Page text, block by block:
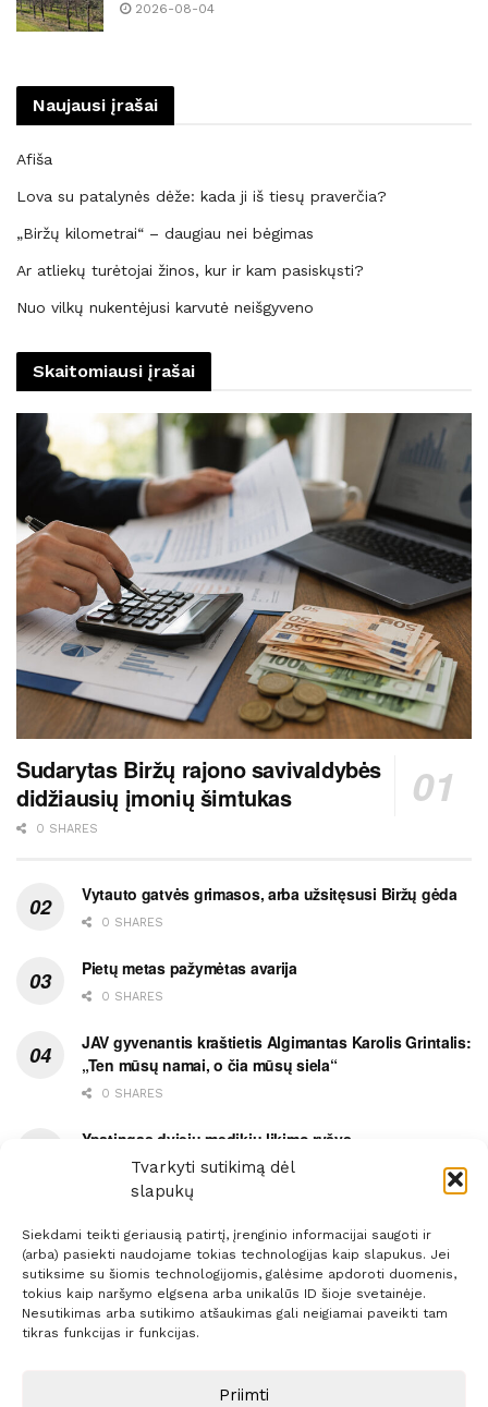
Tvarkyti sutikimą dėl
slapukų
Siekdami teikti geriausią patirtį, įrenginio informacijai saugoti ir
(arba) pasiekti naudojame tokias technologijas kaip slapukus. Jei
sutiksime su šiomis technologijomis, galėsime apdoroti duomenis,
tokius kaip naršymo elgsena arba unikalūs ID šioje svetainėje.
Nesutikimas arba sutikimo atšaukimas gali neigiamai paveikti tam
tikras funkcijas ir funkcijas.
Priimti
2026-08-04
Naujausi įrašai
Afiša
Lova su patalynės dėže: kada ji iš tiesų praverčia?
„Biržų kilometrai“ – daugiau nei bėgimas
Ar atliekų turėtojai žinos, kur ir kam pasiskųsti?
Nuo vilkų nukentėjusi karvutė neišgyveno
Skaitomiausi įrašai
Sudarytas Biržų rajono savivaldybės
didžiausių įmonių šimtukas
0 SHARES
Vytauto gatvės grimasos, arba užsitęsusi Biržų gėda
0 SHARES
Pietų metas pažymėtas avarija
0 SHARES
JAV gyvenantis kraštietis Algimantas Karolis Grintalis:
„Ten mūsų namai, o čia mūsų siela“
0 SHARES
Ypatingas dviejų medikių likimo ryšys
0 SHARES
Prenumerata Reklama Taisyklės Kontaktai